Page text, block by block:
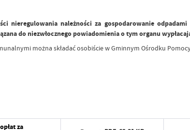
nieregulowania należności za gospodarowanie
do niezwłocznego powiadomienia o tym organu
można składać osobiście w Gminnym Ośrodku Pomocy
za